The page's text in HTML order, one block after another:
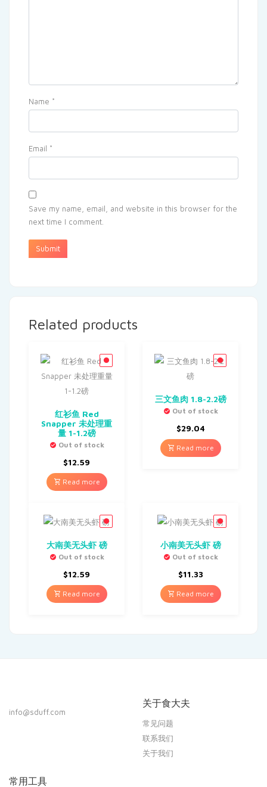
Name *
Email *
Save my name, email, and website in this browser for the
next time I comment.
Related products
红衫鱼 Red
Snapper 未处理重
量 1-1.2磅
Out of stock
$12.59
Read more
三文鱼肉 1.8-2.2磅
Out of stock
$29.04
Read more
大南美无头虾 磅
Out of stock
$12.59
Read more
小南美无头虾 磅
Out of stock
$11.33
Read more
info@sduff.com
关于食大夫
常见问题
联系我们
关于我们
常用工具